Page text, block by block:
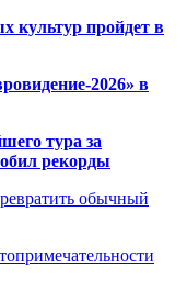
культур пройдет в
2026» в
тура за
рекорды
обычный